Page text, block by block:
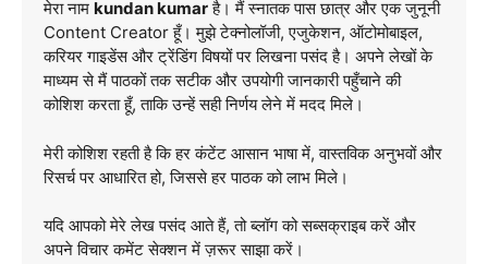
मेरा नाम kundan kumarहै। मैं स्नातक पास छात्र और एक जुनूनी
Content Creator हूँ। मुझे टेक्नोलॉजी, एजुकेशन, ऑटोमोबाइल,
करियर गाइडेंस और ट्रेंडिंग विषयों पर लिखना पसंद है। अपने लेखों के
माध्यम से मैं पाठकों तक सटीक और उपयोगी जानकारी पहुँचाने की
कोशिश करता हूँ, ताकि उन्हें सही निर्णय लेने में मदद मिले।
मेरी कोशिश रहती है कि हर कंटेंट आसान भाषा में, वास्तविक अनुभवों और
रिसर्च पर आधारित हो, जिससे हर पाठक को लाभ मिले।
यदि आपको मेरे लेख पसंद आते हैं, तो ब्लॉग को सब्सक्राइब करें और
अपने विचार कमेंट सेक्शन में ज़रूर साझा करें।